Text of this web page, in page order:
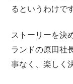
るというわけです
ストーリーを決
ランドの原田社
事なく、楽しく